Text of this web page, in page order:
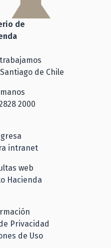
de
de Chile
2000
intranet
web
Hacienda
Privacidad
de Uso